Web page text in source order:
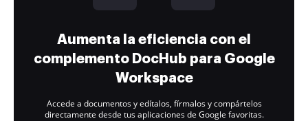
Aumenta la eficiencia con el
complemento DocHub para Google
Workspace
Accede a documentos y edítalos, fírmalos y compártelos
directamente desde tus aplicaciones de Google favoritas.